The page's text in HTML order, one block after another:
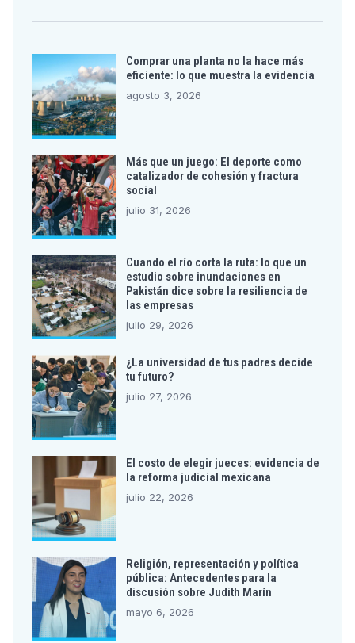
Comprar una planta no la hace más
eficiente: lo que muestra la evidencia
agosto 3, 2026
Más que un juego: El deporte como
catalizador de cohesión y fractura
social
julio 31, 2026
Cuando el río corta la ruta: lo que un
estudio sobre inundaciones en
Pakistán dice sobre la resiliencia de
las empresas
julio 29, 2026
¿La universidad de tus padres decide
tu futuro?
julio 27, 2026
El costo de elegir jueces: evidencia de
la reforma judicial mexicana
julio 22, 2026
Religión, representación y política
pública: Antecedentes para la
discusión sobre Judith Marín
mayo 6, 2026